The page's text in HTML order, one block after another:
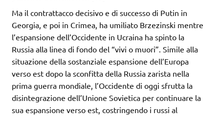
Ma il contrattacco decisivo e di successo di Putin in
Georgia, e poi in Crimea, ha umiliato Brzezinski mentre
l’espansione dell’Occidente in Ucraina ha spinto la
Russia alla linea di fondo del “vivi o muori”. Simile alla
situazione della sostanziale espansione dell’Europa
verso est dopo la sconfitta della Russia zarista nella
prima guerra mondiale, l’Occidente di oggi sfrutta la
disintegrazione dell’Unione Sovietica per continuare la
sua espansione verso est, costringendo i russi al